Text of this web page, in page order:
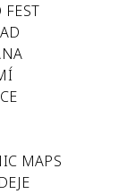
FEST
MAPS